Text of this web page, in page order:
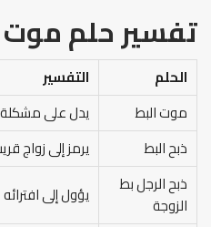
تفسير حلم موت
الحلم
التفسير
موت البط
يدل على مشكلة
ذبح البط
يرمز إلى زواج
ذبح الرجل بط
الزوجة
يؤول إلى